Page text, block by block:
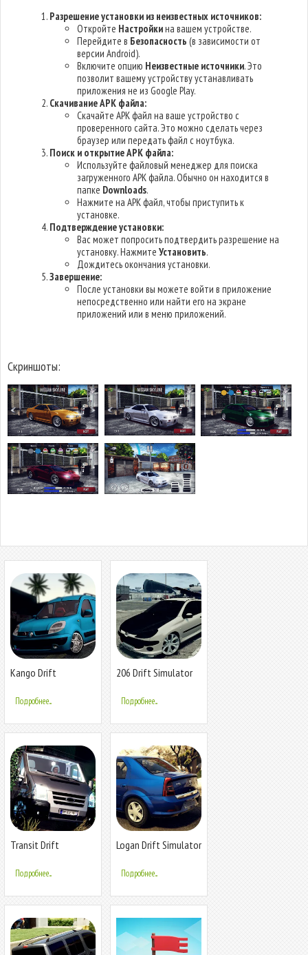
Разрешение установки из неизвестных источников:
Откройте Настройкина вашем устройстве.
Перейдите в Безопасность (в зависимости от
версии Android).
Включите опцию Неизвестные источники. Это
позволит вашему устройству устанавливать
приложения не из Google Play.
Скачивание APK файла:
Скачайте APK файл на ваше устройство с
проверенного сайта. Это можно сделать через
браузер или передать файл с ноутбука.
Поиск и открытие APK файла:
Используйте файловый менеджер для поиска
загруженного APK файла. Обычно он находится в
папке Downloads.
Нажмите на APK файл, чтобы приступить к
установке.
Подтверждение установки:
Вас может попросить подтвердить разрешение на
установку. НажмитеУстановить.
Дождитесь окончания установки.
Завершение:
После установки вы можете войти в приложение
непосредственно или найти его на экране
приложений или в меню приложений.
Скриншоты:
Kango Drift
Подробнее...
206 Drift Simulator
Подробнее...
Transit Drift
Подробнее...
Logan Drift Simulator
Подробнее...